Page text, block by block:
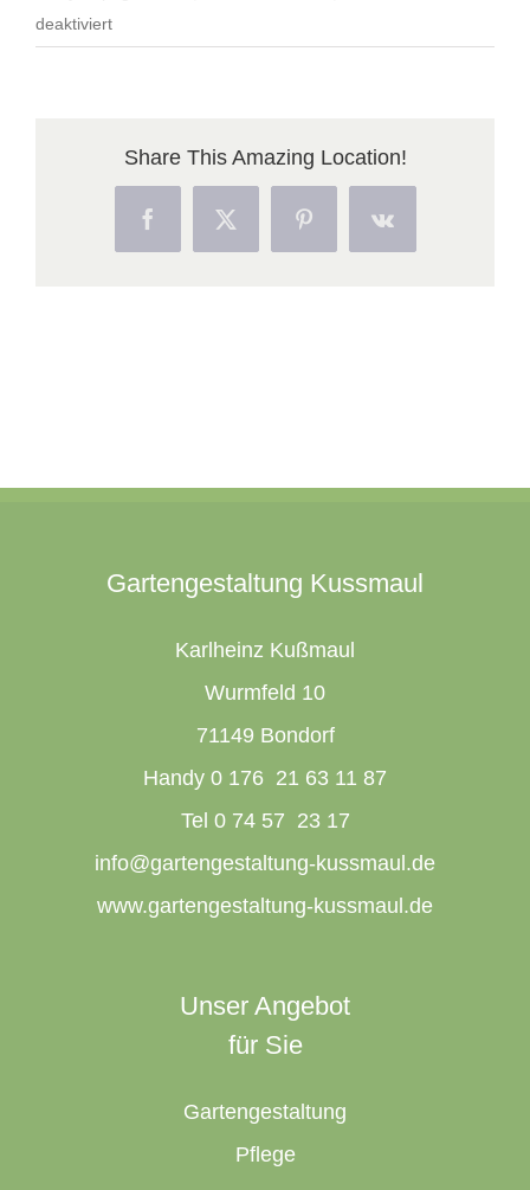
deaktiviertfür
Share This Amazing Location!
FacebookX PinterestVk
Gartengestaltung Kussmaul
Karlheinz Kußmaul
Wurmfeld 10
71149 Bondorf
Handy 0 176 21 63 11 87
Tel 0 74 57 23 17
info@gartengestaltung-kussmaul.de
www.gartengestaltung-kussmaul.de
Unser Angebot
für Sie
Gartengestaltung
Pflege